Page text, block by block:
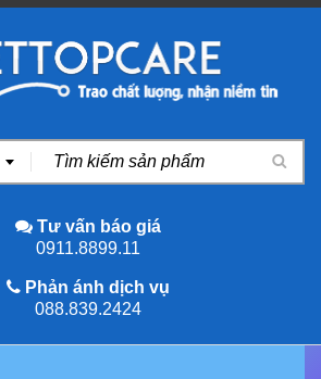
Tư vấn báo giá
0911.8899.11
Phản ánh dịch vụ
088.839.2424